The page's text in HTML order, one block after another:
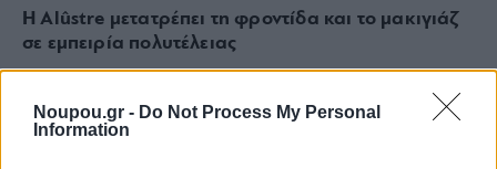
Noupou.gr - Do Not Process My Personal
Information
Η Alûstre μετατρέπει τη φροντίδα και το μακιγιάζ
σε εμπειρία πολυτέλειας